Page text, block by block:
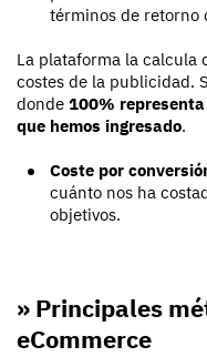
términos de retorno
La plataforma la calcula
costes de la publicidad.
donde 100%
que hemos ingresado.
Coste por
cuánto nos ha
objetivos.
» Principales
eCommerce